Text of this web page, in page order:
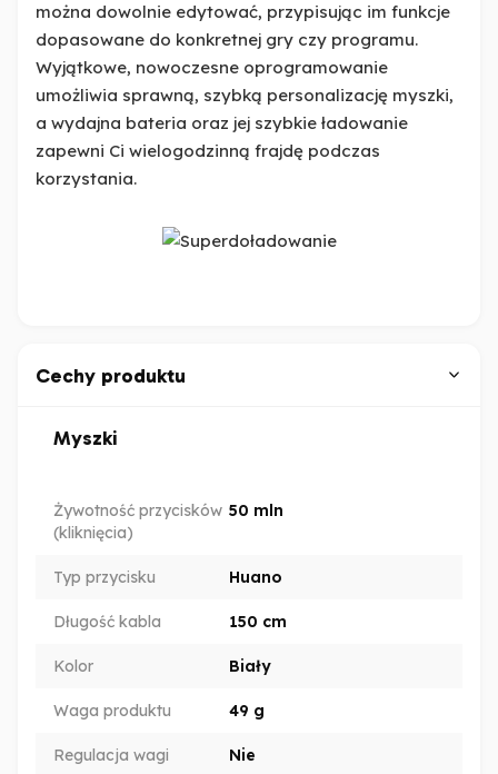
można dowolnie edytować, przypisując im funkcje
dopasowane do konkretnej gry czy programu.
Wyjątkowe, nowoczesne oprogramowanie
umożliwia sprawną, szybką personalizację myszki,
a wydajna bateria oraz jej szybkie ładowanie
zapewni Ci wielogodzinną frajdę podczas
korzystania.
Cechy produktu
Myszki
Żywotność przycisków
(kliknięcia)
50 mln
Typ przycisku Huano
Długość kabla 150 cm
Kolor Biały
Waga produktu 49 g
Regulacja wagi Nie